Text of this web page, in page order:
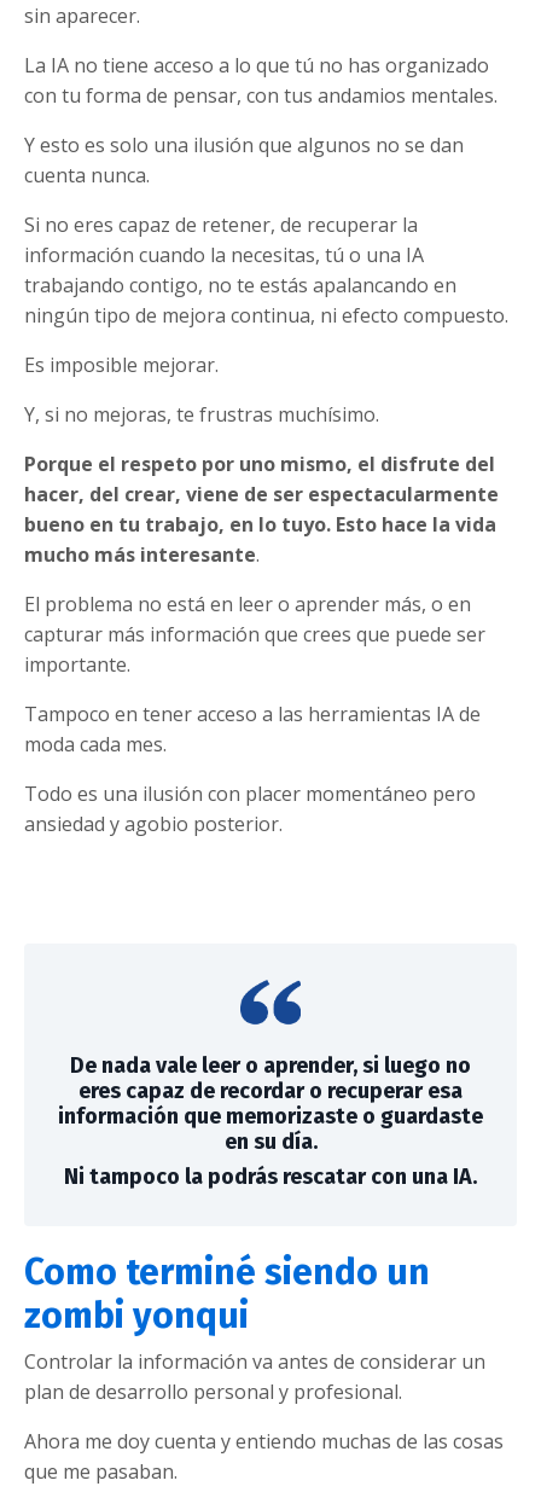
sin aparecer.
La IA no tiene acceso a lo que tú no has organizado
con tu forma de pensar, con tus andamios mentales.
Y esto es solo una ilusión que algunos no se dan
cuenta nunca.
Si no eres capaz de retener, de recuperar la
información cuando la necesitas, tú o una IA
trabajando contigo, no te estás apalancando en
ningún tipo de mejora continua, ni efecto compuesto.
Es imposible mejorar.
Y, si no mejoras, te frustras muchísimo.
Porque el respeto por uno mismo, el disfrute del
hacer, del crear, viene de ser espectacularmente
bueno en tu trabajo, en lo tuyo. Esto hace la vida
mucho más interesante.
El problema no está en leer o aprender más, o en
capturar más información que crees que puede ser
importante.
Tampoco en tener acceso a las herramientas IA de
moda cada mes.
Todo es una ilusión con placer momentáneo pero
ansiedad y agobio posterior.
De nada vale leer o aprender, si luego no
eres capaz de recordar o recuperar esa
información que memorizaste o guardaste
en su día.
Ni tampoco la podrás rescatar con una IA.
Como terminé siendo un
zombi yonqui
Controlar la información va antes de considerar un
plan de desarrollo personal y profesional.
Ahora me doy cuenta y entiendo muchas de las cosas
que me pasaban.